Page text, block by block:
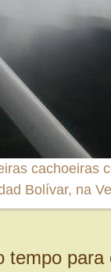
cachoeiras
Bolívar, na
tempo para